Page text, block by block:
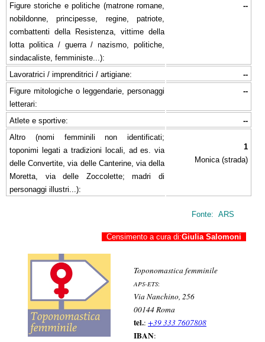
Figure storiche e politiche (matrone romane,
nobildonne, principesse, regine, patriote,
combattenti della Resistenza, vittime della
lotta politica / guerra / nazismo, politiche,
sindacaliste, femministe...):
--
Lavoratrici / imprenditrici / artigiane:
--
Figure mitologiche o leggendarie, personaggi
letterari:
--
Atlete e sportive:
--
Altro (nomi femminili non identificati;
toponimi legati a tradizioni locali, ad es. via
delle Convertite, via delle Canterine, via della
Moretta, via delle Zoccolette; madri di
personaggi illustri...):
1
Monica (strada)
Fonte: ARS
Censimento a cura di:Giulia Salomoni
Toponomastica femminile
APS-ETS:
Via Nanchino, 256
00144 Roma
tel.: +39 333 7607808
IBAN: